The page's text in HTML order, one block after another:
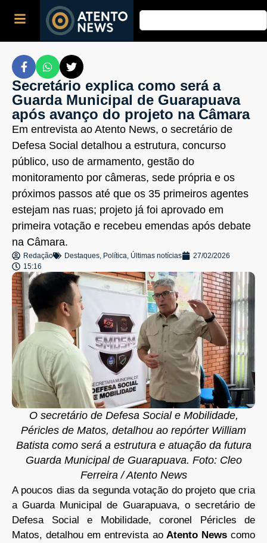
Secretário explica como será a
Guarda Municipal de Guarapuava
após avanço do projeto na Câmara
Em entrevista ao Atento News, o secretário de
Defesa Social detalhou a estrutura, concurso
público, uso de armamento, gestão do
monitoramento por câmeras, sede própria e os
próximos passos até que os 35 primeiros agentes
estejam nas ruas; projeto já foi aprovado em
primeira votação e recebeu emendas após debate
na Câmara.
Redação Destaques, Política, Últimas notícias
27/02/2026
15:16
O secretário de Defesa Social e Mobilidade,
Péricles de Matos, detalhou ao repórter William
Batista como será a estrutura e atuação da futura
Guarda Municipal de Guarapuava. Foto: Cleo
Ferreira / Atento News
A poucos dias da segunda votação do projeto que cria
a Guarda Municipal de Guarapuava, o secretário de
Defesa Social e Mobilidade, coronel Péricles de
Matos, detalhou em entrevista aoAtento Newscomo